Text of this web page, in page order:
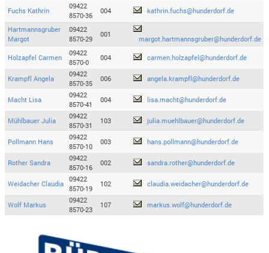
Fuchs Kathrin
09422
8570-36
004 kathrin.fuchs@hunderdorf.de
Hartmannsgruber
Margot
09422
8570-29
001
margot.hartmannsgruber@hunderdorf.de
Holzapfel Carmen
09422
8570-0
004 carmen.holzapfel@hunderdorf.de
Krampfl Angela
09422
8570-35
006 angela.krampfl@hunderdorf.de
Macht Lisa
09422
8570-41
004 lisa.macht@hunderdorf.de
Mühlbauer Julia
09422
8570-31
103 julia.muehlbauer@hunderdorf.de
Pollmann Hans
09422
8570-10
003 hans.pollmann@hunderdorf.de
Rother Sandra
09422
8570-16
002 sandra.rother@hunderdorf.de
Weidacher Claudia
09422
8570-19
102 claudia.weidacher@hunderdorf.de
Wolf Markus
09422
8570-23
107 markus.wolf@hunderdorf.de